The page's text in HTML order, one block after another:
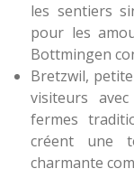
les sentiers
pour les
Bottmingen
Bretzwil,
visiteurs
fermes
créent une
charmante